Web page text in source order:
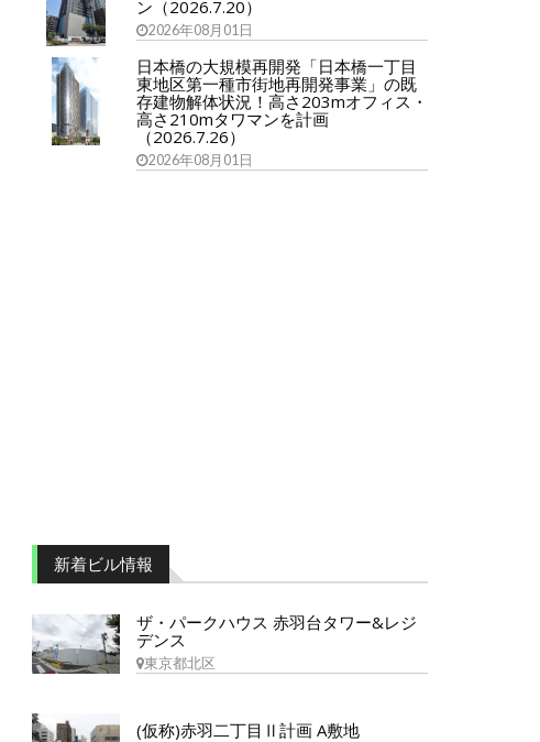
ン（2026.7.20）
2026年08月01日
日本橋の大規模再開発「日本橋一丁目
東地区第一種市街地再開発事業」の既
存建物解体状況！高さ203mオフィス・
高さ210mタワマンを計画
（2026.7.26）
2026年08月01日
新着ビル情報
ザ・パークハウス 赤羽台タワー&レジ
デンス
東京都北区
(仮称)赤羽二丁目Ⅱ計画 A敷地